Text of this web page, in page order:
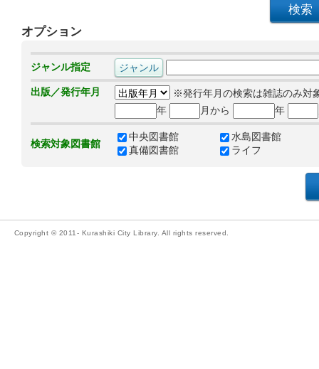
オプション
ジャンル指定
出版／発行年月
※発行年月の検索は雑誌のみ対
年
月から 年
検索対象図書館
中央図書館
水島図書館
真備図書館
ライフ
Copyright © 2011- Kurashiki City Library. All rights reserved.